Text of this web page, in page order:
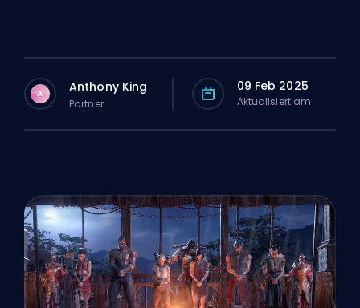
A Anthony King
Partner
09 Feb 2025
Aktualisiert am